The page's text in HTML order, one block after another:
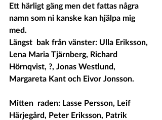
Ett härligt gäng men det fattas några
namn som ni kanske kan hjälpa mig
med.
Längst  bak från vänster: Ulla Eriksson,
Lena Maria Tjärnberg, Richard
Hörnqvist, ?, Jonas Westlund,
Margareta Kant och Eivor Jonsson.
Mitten  raden: Lasse Persson, Leif
Härjegård, Peter Eriksson, Patrik